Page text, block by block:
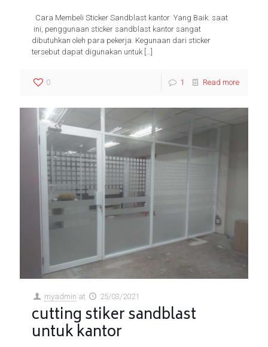
Cara Membeli Sticker Sandblast kantor Yang Baik. saat
ini, penggunaan sticker sandblast kantor sangat
dibutuhkan oleh para pekerja. Kegunaan dari sticker
tersebut dapat digunakan untuk
0 1 Read more
myadmin at 25/03/2021
cutting stiker sandblast
untuk kantor